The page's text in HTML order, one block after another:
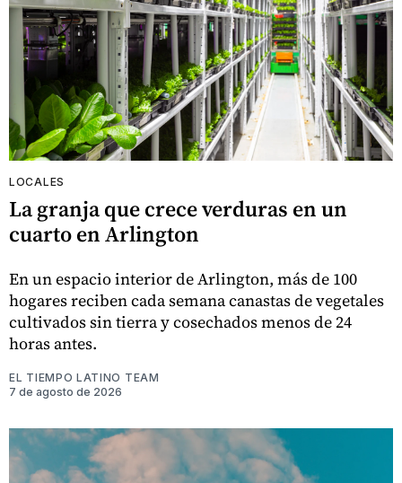
LOCALES
La granja que crece verduras en un
cuarto en Arlington
En un espacio interior de Arlington, más de 100
hogares reciben cada semana canastas de vegetales
cultivados sin tierra y cosechados menos de 24
horas antes.
EL TIEMPO LATINO TEAM
7 de agosto de 2026